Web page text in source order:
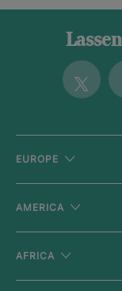
Twitter
EUROPE
AMERICA
AFRICA